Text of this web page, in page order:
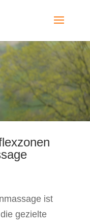
ist
gezielte